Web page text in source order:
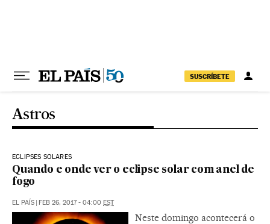
SUSCRÍBETE
Astros
ECLIPSES SOLARES
Quando e onde ver o eclipse solar com anel de
fogo
EL PAÍS | FEB 26, 2017 - 04:00 EST
Neste domingo acontecerá o